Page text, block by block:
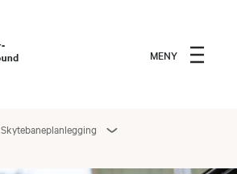
MENY
Skytebaneplanlegging